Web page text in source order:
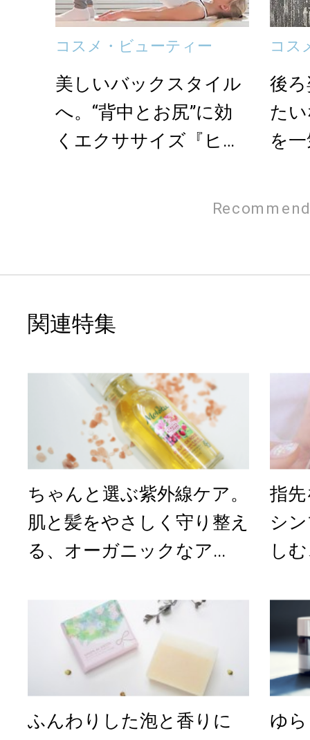
コスメ・ビューティー
美しいバックスタイル
へ。“背中とお尻”に効
くエクササイズ『ヒッ
コス
後
た
を
関連特集
ちゃんと選ぶ紫外線ケア。
肌と髪をやさしく守り整え
る、オーガニックなア...
指
シ
し
ふんわりした泡と香りに
ゆ